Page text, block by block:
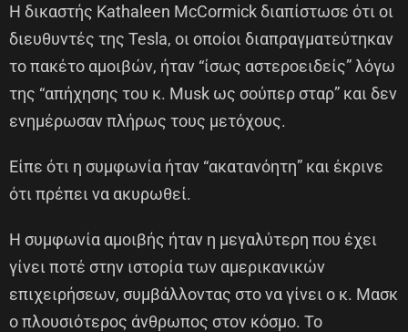
Η δικαστής Kathaleen McCormick διαπίστωσε ότι οι
διευθυντές της Tesla, οι οποίοι διαπραγματεύτηκαν
το πακέτο αμοιβών, ήταν “ίσως αστεροειδείς” λόγω
της “απήχησης του κ. Musk ως σούπερ σταρ” και δεν
ενημέρωσαν πλήρως τους μετόχους.
Είπε ότι η συμφωνία ήταν “ακατανόητη” και έκρινε
ότι πρέπει να ακυρωθεί.
Η συμφωνία αμοιβής ήταν η μεγαλύτερη που έχει
γίνει ποτέ στην ιστορία των αμερικανικών
επιχειρήσεων, συμβάλλοντας στο να γίνει ο κ. Μασκ
ο πλουσιότερος άνθρωπος στον κόσμο. Το